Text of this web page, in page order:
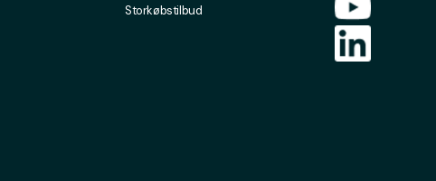
Storkøbstilbud